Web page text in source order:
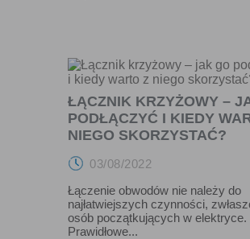
ŁĄCZNIK KRZYŻOWY –
PODŁĄCZYĆ I KIEDY
NIEGO SKORZYSTAĆ?
03/08/2022
Łączenie obwodów nie należy do
najłatwiejszych czynności,
osób początkujących w elektryce.
Prawidłowe...